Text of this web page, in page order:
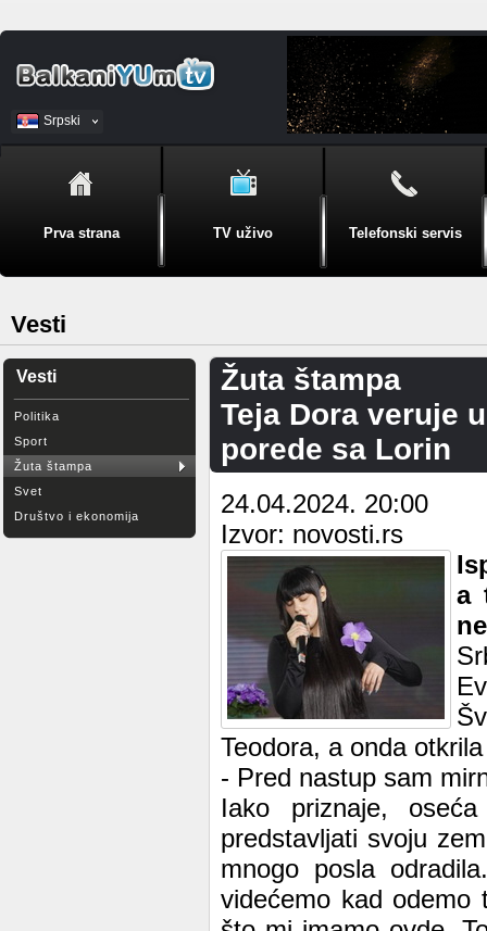
Srpski
BiH
Prva strana TV uživo Telefonski servis
Vesti
Vesti
Politika
Sport
Žuta štampa
Svet
Društvo i ekonomija
Žuta štampa
Teja Dora veruje
porede sa Lorin
24.04.2024. 20:00
Izvor: novosti.rs
a
Teodora, a onda
- Pred nastup sam
Iako priznaje,
predstavljati svoju
mnogo posla
videćemo kad odemo